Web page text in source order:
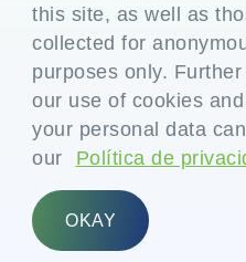
this site, as well as
collected for
purposes only.
our use of cookies
your personal data
our
Política de
OKAY
+91-22-24819000
info@eplglobal.com
Spanish
Copyright ©